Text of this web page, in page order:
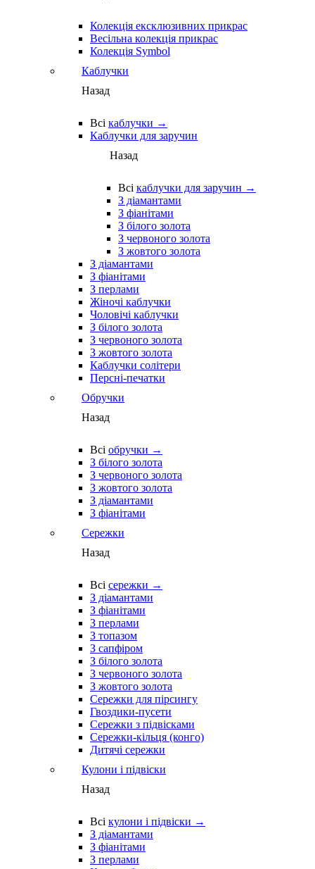
Колекція ексклюзивних прикрас
Весільна колекція прикрас
Колекція Symbol
Каблучки
Назад
Всі каблучки →
Каблучки для заручин
Назад
Всі каблучки для заручин →
З діамантами
З фіанітами
З білого золота
З червоного золота
З жовтого золота
З діамантами
З фіанітами
З перлами
Жіночі каблучки
Чоловічі каблучки
З білого золота
З червоного золота
З жовтого золота
Каблучки солітери
Персні-печатки
Обручки
Назад
Всі обручки →
З білого золота
З червоного золота
З жовтого золота
З діамантами
З фіанітами
Сережки
Назад
Всі сережки →
З діамантами
З фіанітами
З перлами
З топазом
З сапфіром
З білого золота
З червоного золота
З жовтого золота
Сережки для пірсингу
Гвоздики-пусети
Сережки з підвісками
Сережки-кільця (конго)
Дитячі сережки
Кулони і підвіски
Назад
Всі кулони і підвіски →
З діамантами
З фіанітами
З перлами